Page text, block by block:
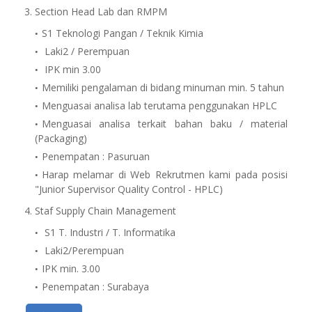
3. Section Head Lab dan RMPM
S1 Teknologi Pangan / Teknik Kimia
Laki2 / Perempuan
IPK min 3.00
Memiliki pengalaman di bidang minuman min. 5 tahun
Menguasai analisa lab terutama penggunakan HPLC
Menguasai analisa terkait bahan baku / material
(Packaging)
Penempatan : Pasuruan
Harap melamar di Web Rekrutmen kami pada posisi
"Junior Supervisor Quality Control - HPLC)
4. Staf Supply Chain Management
S1 T. Industri / T. Informatika
Laki2/Perempuan
IPK min. 3.00
Penempatan : Surabaya